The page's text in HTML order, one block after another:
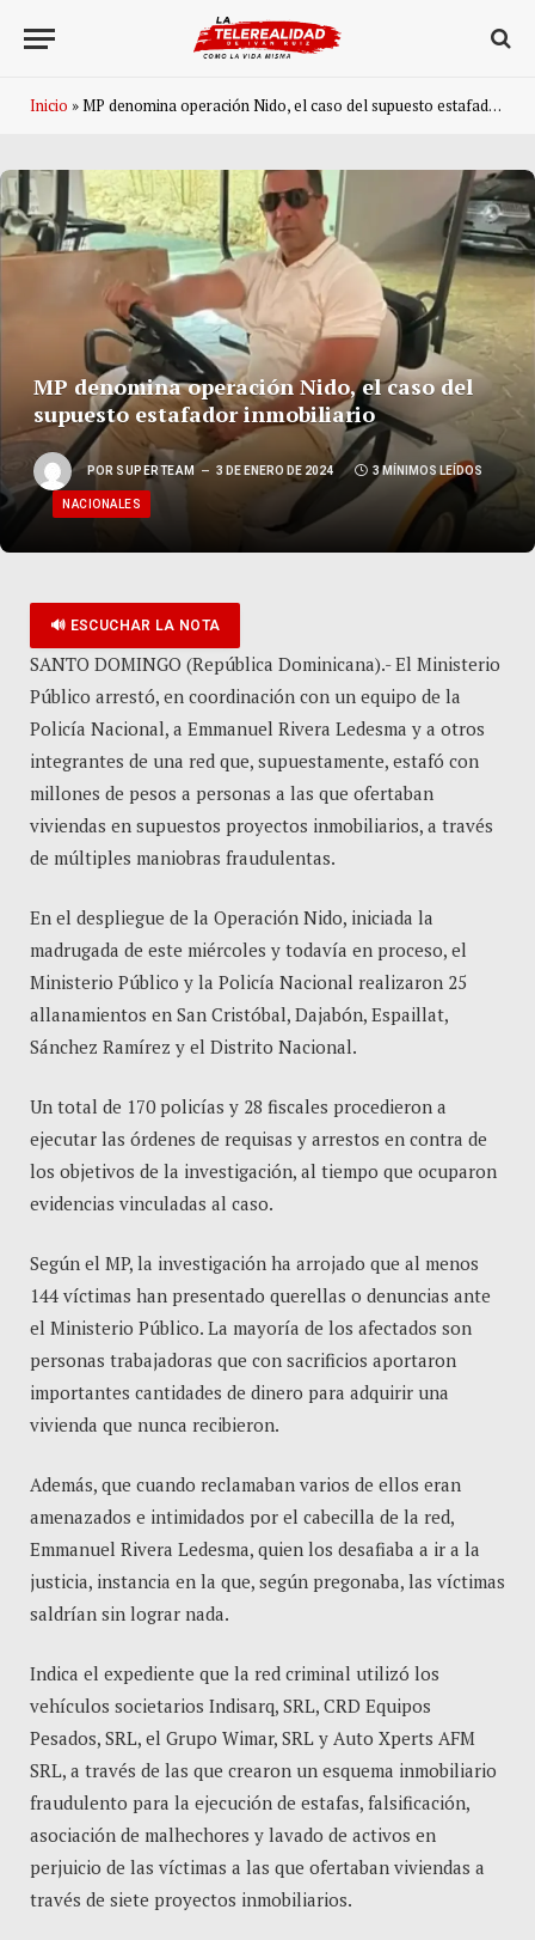
Inicio »MP denomina operación Nido, el caso del supuesto estafador inmobiliario
MP denomina operación Nido, el caso del
supuesto estafador inmobiliario
POR SUPERTEAM 3 DE ENERO DE 2024 3 MÍNIMOS LEÍDOS
NACIONALES
🔊 ESCUCHAR LA NOTA
SANTO DOMINGO (República Dominicana).- El Ministerio
Público arrestó, en coordinación con un equipo de la
Policía Nacional, a Emmanuel Rivera Ledesma y a otros
integrantes de una red que, supuestamente, estafó con
millones de pesos a personas a las que ofertaban
viviendas en supuestos proyectos inmobiliarios, a través
de múltiples maniobras fraudulentas.
En el despliegue de la Operación Nido, iniciada la
madrugada de este miércoles y todavía en proceso, el
Ministerio Público y la Policía Nacional realizaron 25
allanamientos en San Cristóbal, Dajabón, Espaillat,
Sánchez Ramírez y el Distrito Nacional.
Un total de 170 policías y 28 fiscales procedieron a
ejecutar las órdenes de requisas y arrestos en contra de
los objetivos de la investigación, al tiempo que ocuparon
evidencias vinculadas al caso.
Según el MP, la investigación ha arrojado que al menos
144 víctimas han presentado querellas o denuncias ante
el Ministerio Público. La mayoría de los afectados son
personas trabajadoras que con sacrificios aportaron
importantes cantidades de dinero para adquirir una
vivienda que nunca recibieron.
Además, que cuando reclamaban varios de ellos eran
amenazados e intimidados por el cabecilla de la red,
Emmanuel Rivera Ledesma, quien los desafiaba a ir a la
justicia, instancia en la que, según pregonaba, las víctimas
saldrían sin lograr nada.
Indica el expediente que la red criminal utilizó los
vehículos societarios Indisarq, SRL, CRD Equipos
Pesados, SRL, el Grupo Wimar, SRL y Auto Xperts AFM
SRL, a través de las que crearon un esquema inmobiliario
fraudulento para la ejecución de estafas, falsificación,
asociación de malhechores y lavado de activos en
perjuicio de las víctimas a las que ofertaban viviendas a
través de siete proyectos inmobiliarios.